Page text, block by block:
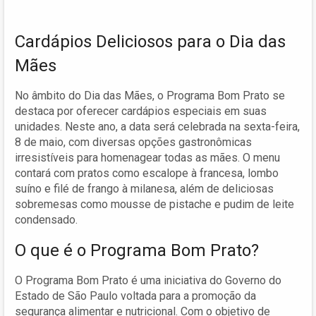
Cardápios Deliciosos para o Dia das
Mães
No âmbito do Dia das Mães, o Programa Bom Prato se
destaca por oferecer cardápios especiais em suas
unidades. Neste ano, a data será celebrada na sexta-feira,
8 de maio, com diversas opções gastronômicas
irresistíveis para homenagear todas as mães. O menu
contará com pratos como escalope à francesa, lombo
suíno e filé de frango à milanesa, além de deliciosas
sobremesas como mousse de pistache e pudim de leite
condensado.
O que é o Programa Bom Prato?
O Programa Bom Prato é uma iniciativa do Governo do
Estado de São Paulo voltada para a promoção da
segurança alimentar e nutricional. Com o objetivo de